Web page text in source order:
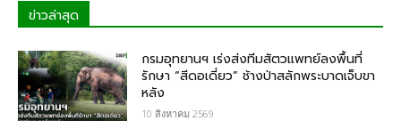
ข่าวล่าสุด
กรมอุทยานฯ เร่งส่งทีมสัตวแพทย์ลงพื้นที่
รักษา “สีดอเดี่ยว” ช้างป่าสลักพระบาดเจ็บขา
หลัง
10 สิงหาคม 2569